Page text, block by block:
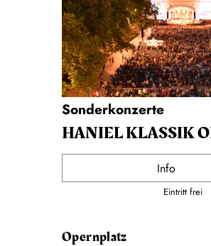
Sonderkonzerte
HANIEL KLASSIK
Info
Eintritt frei
Opernplatz